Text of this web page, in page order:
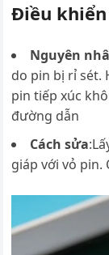
Điều
Nguyên
do pin bị rỉ sét.
pin tiếp xúc
đường dẫn
Cách sửa
giáp với vỏ pin.